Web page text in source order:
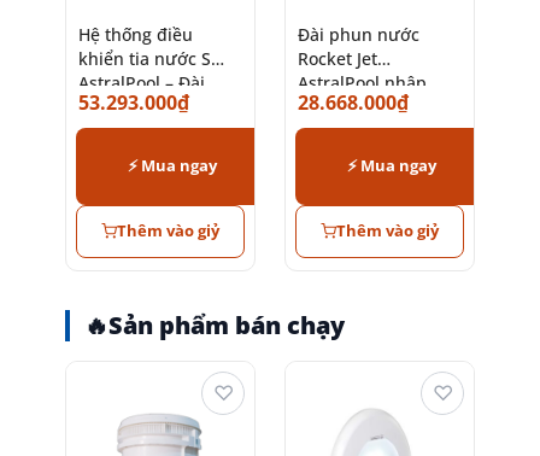
Hệ thống điều
khiển tia nước S
AstralPool – Đài
phun nước hồ bơi
cao cấp
53.293.000₫
⚡ Mua ngay
Thêm vào giỷ
Đài phun nước
Rocket Jet
AstralPool nhập
khẩu Tây Ban Nha
chính hãng
28.668.000₫
⚡ Mua ngay
Thêm vào giỷ
🔥Sản phẩm bán chạy
♡ ♡